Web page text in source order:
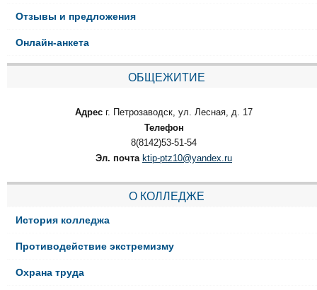
Отзывы и предложения
Онлайн-анкета
ОБЩЕЖИТИЕ
Адрес г. Петрозаводск, ул. Лесная, д. 17
Телефон
8(8142)53-51-54
Эл. почта ktip-ptz10@yandex.ru
О КОЛЛЕДЖЕ
История колледжа
Противодействие экстремизму
Охрана труда